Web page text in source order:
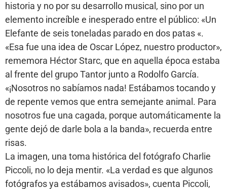
historia y no por su desarrollo musical, sino por un
elemento increíble e inesperado entre el público: «Un
Elefante de seis toneladas parado en dos patas «.
«Esa fue una idea de Oscar López, nuestro productor»,
rememora Héctor Starc, que en aquella época estaba
al frente del grupo Tantor junto a Rodolfo García.
«¡Nosotros no sabíamos nada! Estábamos tocando y
de repente vemos que entra semejante animal. Para
nosotros fue una cagada, porque automáticamente la
gente dejó de darle bola a la banda», recuerda entre
risas.
La imagen, una toma histórica del fotógrafo Charlie
Piccoli, no lo deja mentir. «La verdad es que algunos
fotógrafos ya estábamos avisados», cuenta Piccoli,